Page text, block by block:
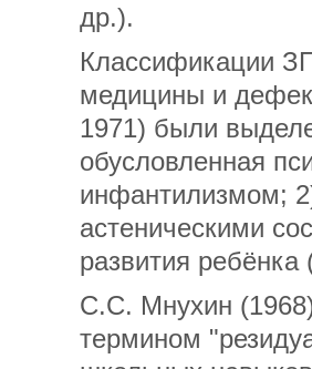
др.).
Классификации
медицины и
1971) были
обусловленная
инфантилизмом;
астеническими
развития
С.С. Мнухин
термином